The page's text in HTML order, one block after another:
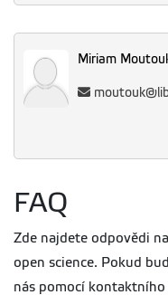
Miriam
FAQ
Zde najdete odpovědi
open science. Pokud
nás pomocí kontaktního